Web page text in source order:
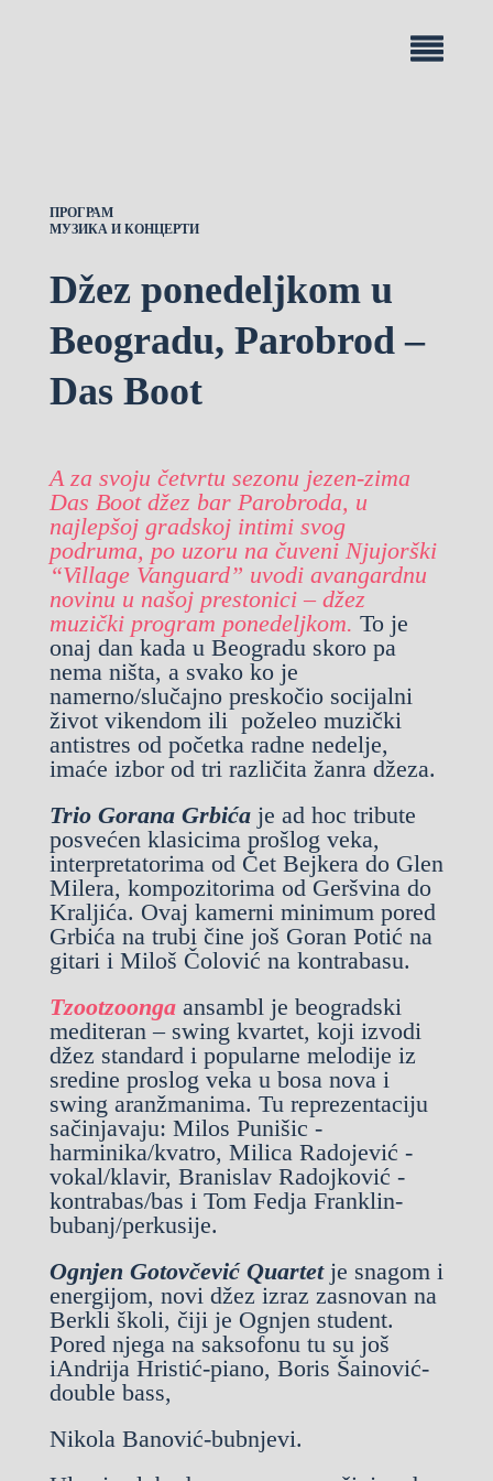
ПРОГРАМ
МУЗИКА И КОНЦЕРТИ
Džez ponedeljkom u
Beogradu, Parobrod –
Das Boot
A za svoju četvrtu sezonu jezen-zima
Das Boot džez bar Parobroda, u
najlepšoj gradskoj intimi svog
podruma, po uzoru na čuveni Njujorški
“Village Vanguard” uvodi avangardnu
novinu u našoj prestonici – džez
muzički program ponedeljkom. To je
onaj dan kada u Beogradu skoro pa
nema ništa, a svako ko je
namerno/slučajno preskočio socijalni
život vikendom ili poželeo muzički
antistres od početka radne nedelje,
imaće izbor od tri različita žanra džeza.
Trio Gorana Grbića je ad hoc tribute
posvećen klasicima prošlog veka,
interpretatorima od Čet Bejkera do Glen
Milera, kompozitorima od Geršvina do
Kraljića. Ovaj kamerni minimum pored
Grbića na trubi čine još Goran Potić na
gitari i Miloš Čolović na kontrabasu.
Tzootzoonga ansambl je beogradski
mediteran – swing kvartet, koji izvodi
džez standard i popularne melodije iz
sredine proslog veka u bosa nova i
swing aranžmanima. Tu reprezentaciju
sačinjavaju: Milos Punišic -
harminika/kvatro, Milica Radojević -
vokal/klavir, Branislav Radojković -
kontrabas/bas i Tom Fedja Franklin-
bubanj/perkusije.
Ognjen Gotovčević Quartet je snagom i
energijom, novi džez izraz zasnovan na
Berkli školi, čiji je Ognjen student.
Pored njega na saksofonu tu su još
iAndrija Hristić-piano, Boris Šainović-
double bass,
Nikola Banović-bubnjevi.